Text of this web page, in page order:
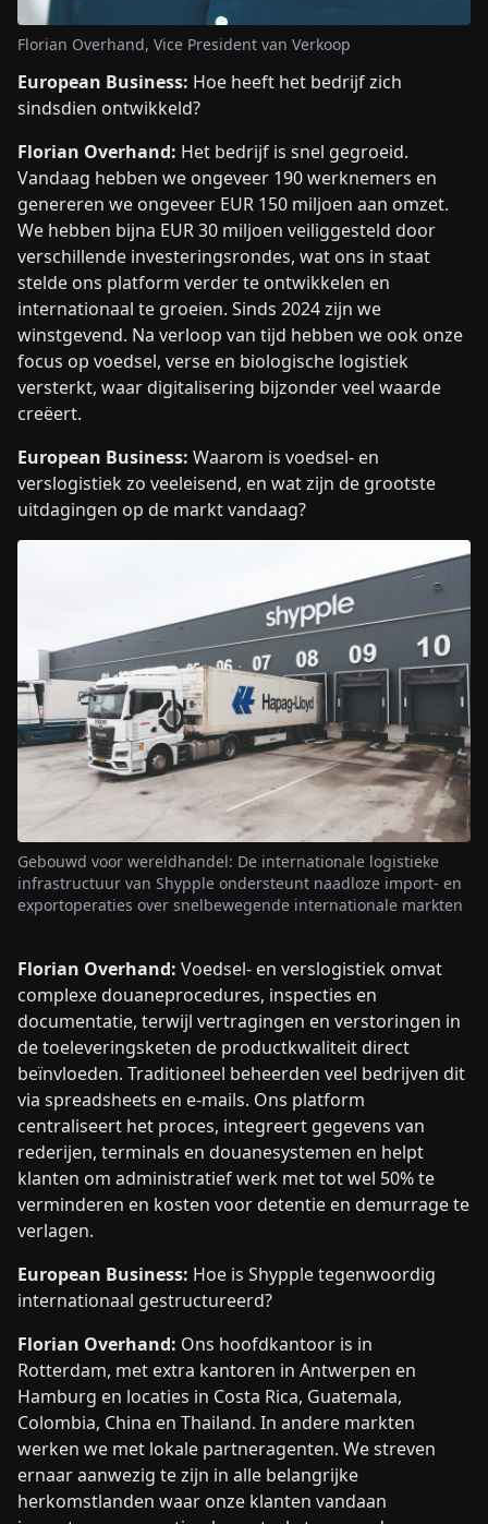
Florian Overhand, Vice President van Verkoop
European Business: Hoe heeft het bedrijf zich
sindsdien ontwikkeld?
Florian Overhand: Het bedrijf is snel gegroeid.
Vandaag hebben we ongeveer 190 werknemers en
genereren we ongeveer EUR 150 miljoen aan omzet.
We hebben bijna EUR 30 miljoen veiliggesteld door
verschillende investeringsrondes, wat ons in staat
stelde ons platform verder te ontwikkelen en
internationaal te groeien. Sinds 2024 zijn we
winstgevend. Na verloop van tijd hebben we ook onze
focus op voedsel, verse en biologische logistiek
versterkt, waar digitalisering bijzonder veel waarde
creëert.
European Business: Waarom is voedsel- en
verslogistiek zo veeleisend, en wat zijn de grootste
uitdagingen op de markt vandaag?
Florian Overhand: Voedsel- en verslogistiek omvat
complexe douaneprocedures, inspecties en
documentatie, terwijl vertragingen en verstoringen in
de toeleveringsketen de productkwaliteit direct
beïnvloeden. Traditioneel beheerden veel bedrijven dit
via spreadsheets en e-mails. Ons platform
centraliseert het proces, integreert gegevens van
rederijen, terminals en douanesystemen en helpt
klanten om administratief werk met tot wel 50% te
verminderen en kosten voor detentie en demurrage te
verlagen.
European Business: Hoe is Shypple tegenwoordig
internationaal gestructureerd?
Florian Overhand: Ons hoofdkantoor is in
Rotterdam, met extra kantoren in Antwerpen en
Hamburg en locaties in Costa Rica, Guatemala,
Colombia, China en Thailand. In andere markten
werken we met lokale partneragenten. We streven
ernaar aanwezig te zijn in alle belangrijke
herkomstlanden waar onze klanten vandaan
Gebouwd voor wereldhandel: De internationale logistieke
infrastructuur van Shypple ondersteunt naadloze import- en
exportoperaties over snelbewegende internationale markten